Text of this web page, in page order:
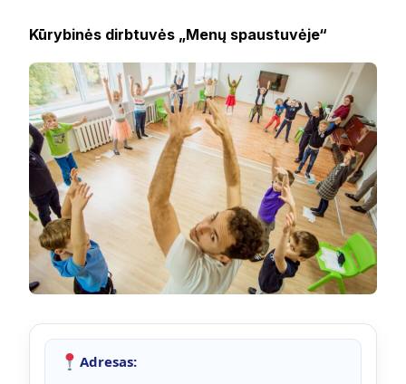
Kūrybinės dirbtuvės „Menų spaustuvėje“
Adresas: